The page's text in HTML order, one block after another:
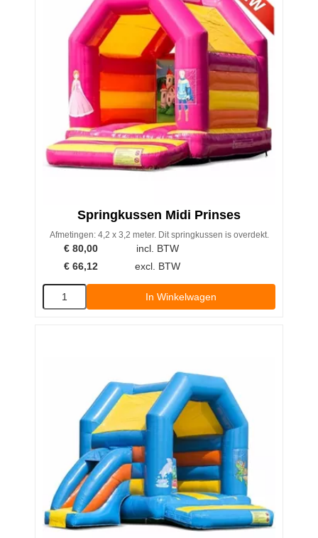
Springkussen Midi Prinses
Afmetingen: 4,2 x 3,2 meter. Dit springkussen is overdekt.
€ 80,00
incl. BTW
€ 66,12 excl. BTW
In Winkelwagen